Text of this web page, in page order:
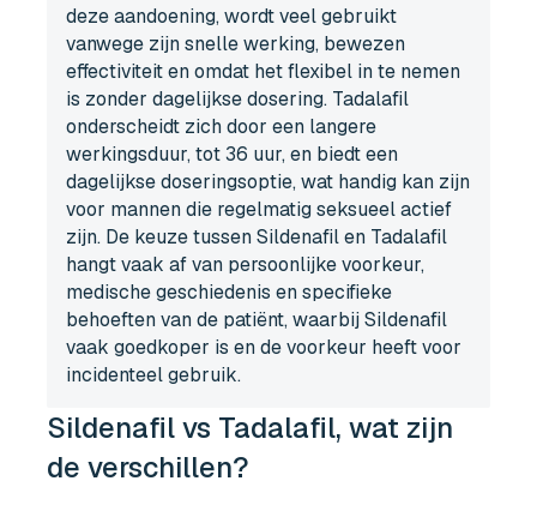
deze aandoening, wordt veel gebruikt
vanwege zijn snelle werking, bewezen
effectiviteit en omdat het flexibel in te nemen
is zonder dagelijkse dosering. Tadalafil
onderscheidt zich door een langere
werkingsduur, tot 36 uur, en biedt een
dagelijkse doseringsoptie, wat handig kan zijn
voor mannen die regelmatig seksueel actief
zijn. De keuze tussen Sildenafil en Tadalafil
hangt vaak af van persoonlijke voorkeur,
medische geschiedenis en specifieke
behoeften van de patiënt, waarbij Sildenafil
vaak goedkoper is en de voorkeur heeft voor
incidenteel gebruik.
Sildenafil vs Tadalafil, wat zijn
de verschillen?